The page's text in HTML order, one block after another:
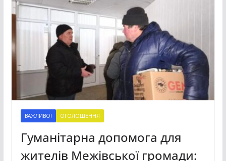
ВАЖЛИВО! ОГОЛОШЕННЯ
Гуманітарна допомога для
жителів Межівської громади: